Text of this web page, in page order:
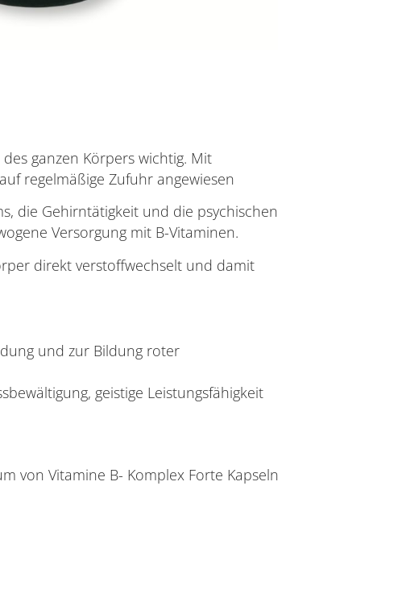
ganzen Körpers wichtig. Mit
regelmäßige Zufuhr angewiesen
die Gehirntätigkeit und die psychischen
Versorgung mit B-Vitaminen.
direkt verstoffwechselt und damit
und zur Bildung roter
geistige Leistungsfähigkeit
von Vitamine B- Komplex Forte Kapseln